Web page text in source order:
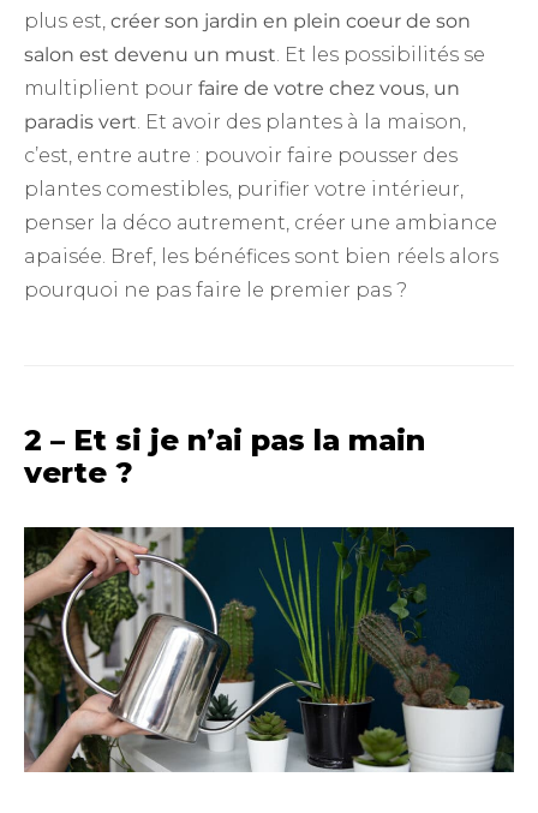
plus est, créer son jardin en plein coeur de son
salon est devenu un must. Et les possibilités se
multiplient pour faire de votre chez vous, un
paradis vert. Et avoir des plantes à la maison,
c’est, entre autre : pouvoir faire pousser des
plantes comestibles, purifier votre intérieur,
penser la déco autrement, créer une ambiance
apaisée. Bref, les bénéfices sont bien réels alors
pourquoi ne pas faire le premier pas ?
2 – Et si je n’ai pas la main
verte ?